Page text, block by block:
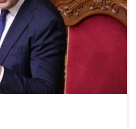
дій Уряду на період
до цього як до
чогось на кшталт п’ятирічних
ЗМІ й детально
[…]